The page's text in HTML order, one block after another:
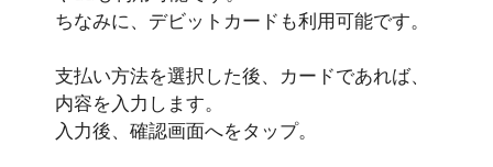
ちなみに、デビットカードも利用可能です。
支払い方法を選択した後、カードであれば、
内容を入力します。
入力後、確認画面へをタップ。